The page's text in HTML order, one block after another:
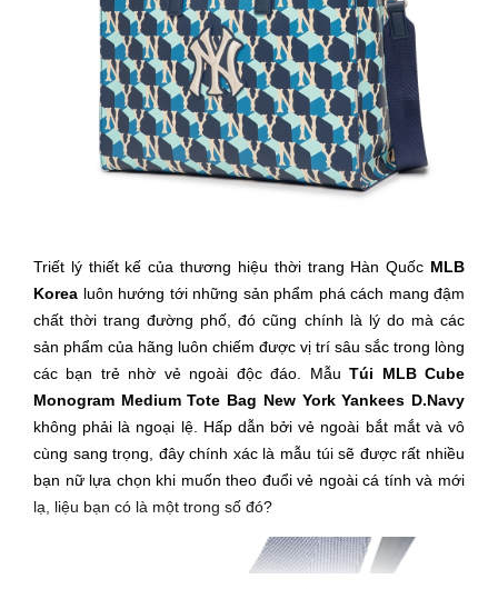
Triết lý thiết kế của thương hiệu thời trang Hàn Quốc MLB
Korea luôn hướng tới những sản phẩm phá cách mang đậm
chất thời trang đường phố, đó cũng chính là lý do mà các
sản phẩm của hãng luôn chiếm được vị trí sâu sắc trong lòng
các bạn trẻ nhờ vẻ ngoài độc đáo. MẫuTúi MLB Cube
Monogram Medium Tote Bag New York Yankees D.Navy
không phải là ngoại lệ. Hấp dẫn bởi vẻ ngoài bắt mắt và vô
cùng sang trọng, đây chính xác là mẫu túi sẽ được rất nhiều
bạn nữ lựa chọn khi muốn theo đuổi vẻ ngoài cá tính và mới
lạ, liệu bạn có là một trong số đó?